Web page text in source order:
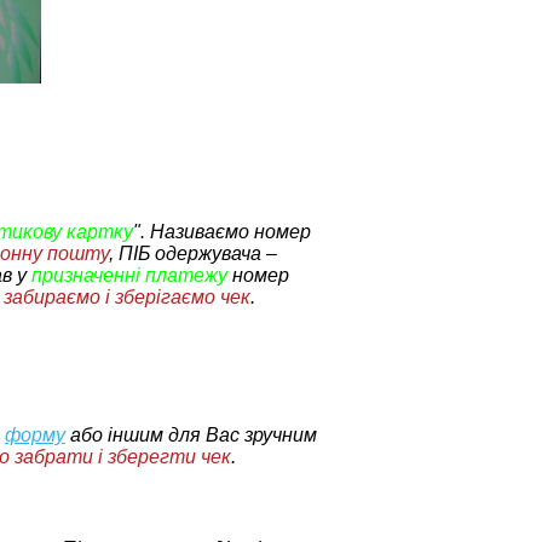
картку". Називаємо номер
пошту, ПІБ одержувача –
упризначенні платежуномер
і зберігаємо чек.
формуабо іншим для Вас зручним
забрати і зберегти чек.